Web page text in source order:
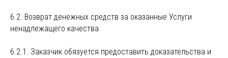
6.2. Возврат денежных средств за оказанные Услуги
ненадлежащего качества
6.2.1. Заказчик обязуется предоставить доказательства и